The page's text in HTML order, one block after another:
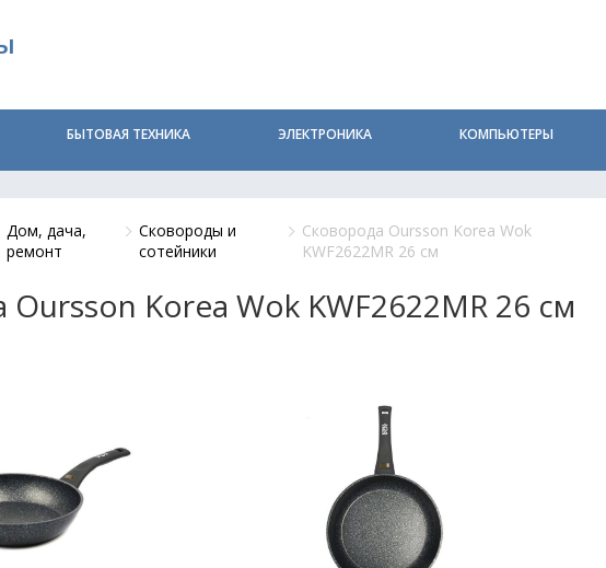
БЫТОВАЯ ТЕХНИКА ЭЛЕКТРОНИКА КОМПЬЮТЕРЫ
Дом, дача,
ремонт
Сковороды и
сотейники
Сковорода Oursson Korea Wok
KWF2622MR 26 см
Korea Wok KWF2622MR 26 см